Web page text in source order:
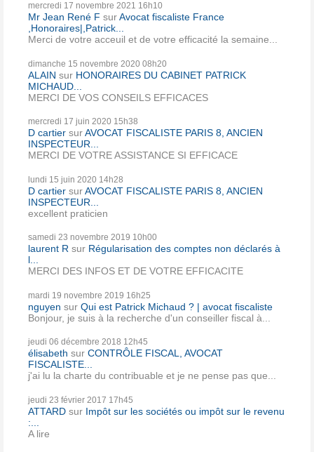
mercredi 17 novembre 2021 16h10
Mr Jean René F surAvocat fiscaliste France
,Honoraires|,Patrick...
Merci de votre acceuil et de votre efficacité la semaine...
dimanche 15 novembre 2020 08h20
ALAIN sur HONORAIRES DU CABINET PATRICK
MICHAUD...
MERCI DE VOS CONSEILS EFFICACES
mercredi 17 juin 2020 15h38
D cartier surAVOCAT FISCALISTE PARIS 8, ANCIEN
INSPECTEUR...
MERCI DE VOTRE ASSISTANCE SI EFFICACE
lundi 15 juin 2020 14h28
D cartier surAVOCAT FISCALISTE PARIS 8, ANCIEN
INSPECTEUR...
excellent praticien
samedi 23 novembre 2019 10h00
laurent R sur Régularisation des comptes non déclarés à
l...
MERCI DES INFOS ET DE VOTRE EFFICACITE
mardi 19 novembre 2019 16h25
nguyen sur Qui est Patrick Michaud ? | avocat fiscaliste
Bonjour, je suis à la recherche d'un conseiller fiscal à...
jeudi 06 décembre 2018 12h45
élisabeth sur CONTRÔLE FISCAL, AVOCAT
FISCALISTE...
j'ai lu la charte du contribuable et je ne pense pas que...
jeudi 23 février 2017 17h45
ATTARD sur Impôt sur les sociétés ou impôt sur le revenu
:...
A lire